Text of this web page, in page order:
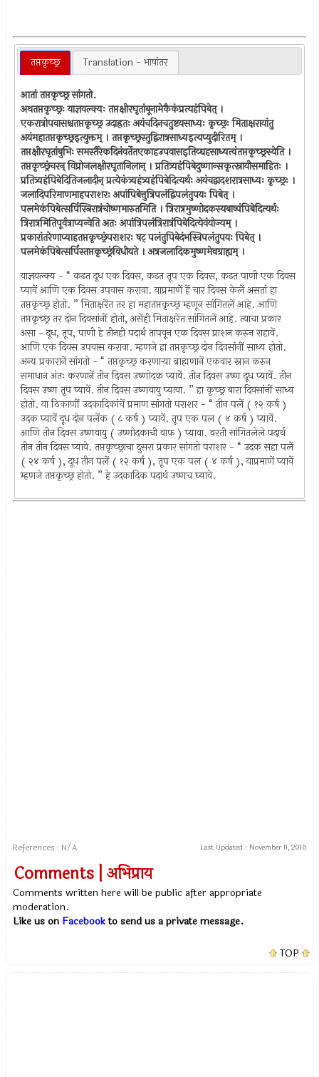
तप्तकृच्छ्र Translation - भाषांतर
आतां तप्तकृच्छ्र सांगतो.
अथतप्तकृच्छ्रः याज्ञवल्क्यः तप्तक्षीरघृतांबूनामेकैकंप्रत्यहंपिबेत् ।
एकरात्रोपवासश्चतप्तकृच्छ्र उदाह्रतः अयंचदिनचतुष्टयसाध्यः कृच्छ्रः मिताक्षरायांतु
अयंमहातप्तकृच्छ्रइत्युक्तम् । तप्तकृच्छ्रस्तुद्विरात्रसाध्यइत्यप्युदीरितम् ।
तप्तक्षीरघृतांबुभिः समस्तैरेकदिनंवर्तेतएकाहउपवासइतिव्द्यहसाध्यत्वंतप्तकृच्छ्रस्येति ।
तप्तकृच्छ्रंचरन् विप्रोजलक्षीरघृतानिलान् । प्रतित्र्यहंपिबेदुष्णान्सकृत्स्नायीसमाहितः ।
प्रतित्र्यहंपिबेदितिजलादीन् प्रत्येकंत्र्यहंत्र्यहंपिबेदित्यर्थः अयंचद्वादशरात्रसाध्यः कृच्छ्रः ।
जलादिपरिमाणमाहपराशरः अपांपिबेत्तुत्रिपलंद्विपलंतुपयः पिबेत् ।
पलमेकंपिबेत्सर्पिस्त्रिरात्रंचोष्णमारुतमिति । त्रिरात्रमुष्णोदकस्यबाष्पंपिबेदित्यर्थः
त्रिरात्रमितिपूर्वत्राप्यन्वेति अतः अपांत्रिपलंत्रिरात्रंपिबेदित्येवंयोज्यम् ।
प्रकारांतरेणाप्याहतप्तकृच्छ्रंपराशरः षट् पलंतुपिबेदंभस्त्रिपलंतुपयः पिबेत् ।
पलमेकंपिबेत्सर्पिस्तप्तकृच्छ्रंविधीयते । अत्रजलादिकमुष्णमेवग्राह्यम् ।
याज्ञवल्क्य - “ कढत दूध एक दिवस, कढत तूप एक दिवस, कढत पाणी एक दिवस
प्यावें आणि एक दिवस उपवास करावा. याप्रमाणें हें चार दिवस केलें असतां हा
तप्तकृच्छ्र होतो. ” मिताक्षरेंत तर हा महातप्तकृच्छ्र म्हणून सांगितलें आहे. आणि
तप्तकृच्छ्र तर दोन दिवसांनीं होतो, असेंही मिताक्षरेंत सांगितलें आहे. त्याचा प्रकार
असा - दूध, तूप, पाणी हे तीनही पदार्थ तापवून एक दिवस प्राशन करुन राहावें.
आणि एक दिवस उपवास करावा. म्हणजे हा तप्तकृच्छ्र दोन दिवसांनीं साध्य होतो.
अन्य प्रकारानें सांगतो - “ तप्तकृच्छ्र करणार्‍या ब्राह्मणानें एकवार स्नान करुन
समाधान अंतः करणानें तीन दिवस उष्णोदक प्यावें. तीन दिवस उष्ण दूध प्यावें. तीन
दिवस उष्ण तूप प्यावें. तीन दिवस उष्णवायु प्यावा. ” हा कृच्छ्र बारा दिवसांनीं साध्य
होतो. या ठिकाणीं उदकादिकांचें प्रमाण सांगतो पराशर - “ तीन पलें ( १२ कर्ष )
उदक प्यावें दूध दोन पलेंक ( ८ कर्ष ) प्यावें. तूप एक पल ( ४ कर्ष ) प्यावें.
आणि तीन दिवस उष्णवायु ( उष्णोदकाची वाफ ) प्यावा. वरती सांगितलेले पदार्थ
तीन तीन दिवस प्यावे. तप्तकृच्छ्राचा दुसरा प्रकार सांगतो पराशर - “ उदक सहा पलें
( २४ कर्ष ), दूध तीन पलें ( १२ कर्ष ), तूप एक पल ( ४ कर्ष ), याप्रमाणें प्यावें
म्हणजे तप्तकृच्छ्र होतो. ” हे उदकादिक पदार्थ उष्णच घ्यावे.
References : N/A Last Updated : November 11, 2016
Comments | अभिप्राय
Comments written here will be public after appropriate
moderation.
Like us on Facebookto send us a private message.
TOP